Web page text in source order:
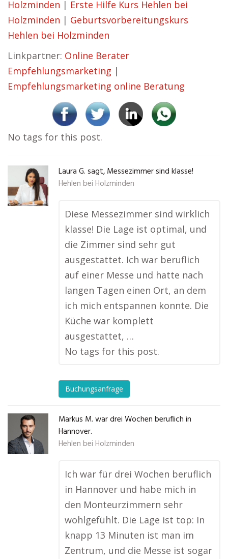
Holzminden | Erste Hilfe Kurs Hehlen bei
Holzminden | Geburtsvorbereitungskurs
Hehlen bei Holzminden
Linkpartner: Online Berater
Empfehlungsmarketing |
Empfehlungsmarketing online Beratung
No tags for this post.
Laura G. sagt, Messezimmer sind klasse!
Hehlen bei Holzminden
Diese Messezimmer sind wirklich
klasse! Die Lage ist optimal, und
die Zimmer sind sehr gut
ausgestattet. Ich war beruflich
auf einer Messe und hatte nach
langen Tagen einen Ort, an dem
ich mich entspannen konnte. Die
Küche war komplett
ausgestattet, …
No tags for this post.
Buchungsanfrage
Markus M. war drei Wochen beruflich in
Hannover.
Hehlen bei Holzminden
Ich war für drei Wochen beruflich
in Hannover und habe mich in
den Monteurzimmern sehr
wohlgefühlt. Die Lage ist top: In
knapp 13 Minuten ist man im
Zentrum, und die Messe ist sogar